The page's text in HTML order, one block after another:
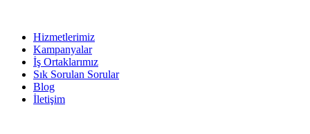
Hizmetlerimiz
Kampanyalar
İş Ortaklarımız
Sık Sorulan Sorular
Blog
İletişim